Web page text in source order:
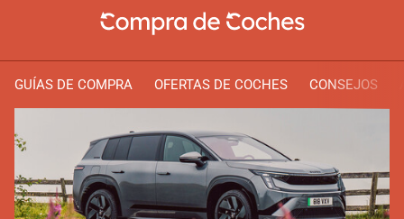
GUÍAS DE COMPRA OFERTAS DE COCHES CONSEJOS